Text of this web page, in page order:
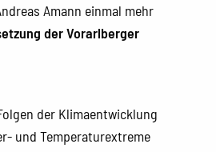
Amann einmal mehr
der Vorarlberger
der Klimaentwicklung
und Temperaturextreme